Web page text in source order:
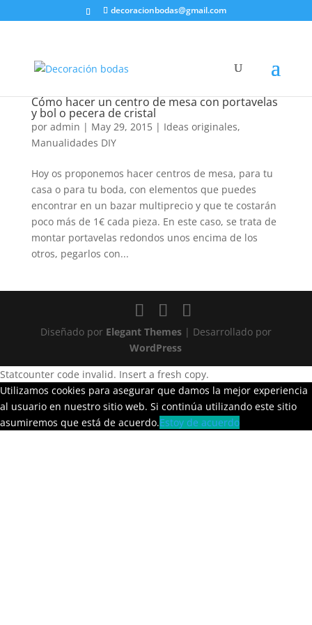
decoracionbodas@gmail.com
Cómo hacer un centro de mesa con portavelas
y bol o pecera de cristal
por admin | May 29, 2015| Ideas originales,
Manualidades DIY
Hoy os proponemos hacer centros de mesa, para tu
casa o para tu boda, con elementos que puedes
encontrar en un bazar multiprecio y que te costarán
poco más de 1€ cada pieza. En este caso, se trata de
montar portavelas redondos unos encima de los
otros, pegarlos con...
Diseñado por Elegant Themes| Desarrollado por
WordPress
Statcounter code invalid. Insert a fresh copy.
Utilizamos cookies para asegurar que damos la mejor experiencia
al usuario en nuestro sitio web. Si continúa utilizando este sitio
asumiremos que está de acuerdo.Estoy de acuerdo